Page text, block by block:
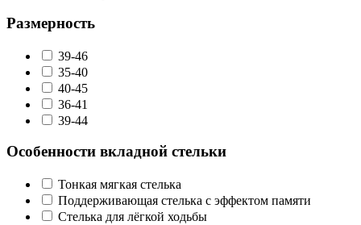
Размерность
39-46
35-40
40-45
36-41
39-44
Особенности вкладной стельки
Тонкая мягкая стелька
Поддерживающая стелька с эффектом памяти
Стелька для лёгкой ходьбы